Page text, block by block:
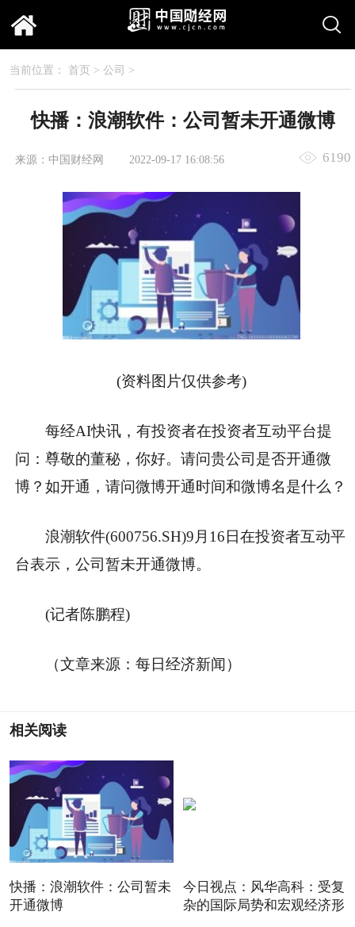
当前位置： 首页 > 公司 >
快播：浪潮软件：公司暂未开通微博
来源：中国财经网 2022-09-17 16:08:56 6190
(资料图片仅供参考)
每经AI快讯，有投资者在投资者互动平台提
问：尊敬的董秘，你好。请问贵公司是否开通微
博？如开通，请问微博开通时间和微博名是什么？
浪潮软件(600756.SH)9月16日在投资者互动平
台表示，公司暂未开通微博。
(记者陈鹏程)
（文章来源：每日经济新闻）
相关阅读
快播：浪潮软件：公司暂未
开通微博
今日视点：风华高科：受复
杂的国际局势和宏观经济形